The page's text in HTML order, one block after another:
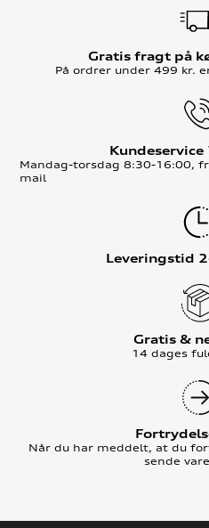
Gratis fragt på
På ordrer under 499 kr.
Mandag-torsdag 8:30-16:00,
mail
Leveringstid
Gratis &
14 dages
Når du har meddelt, at du
sende